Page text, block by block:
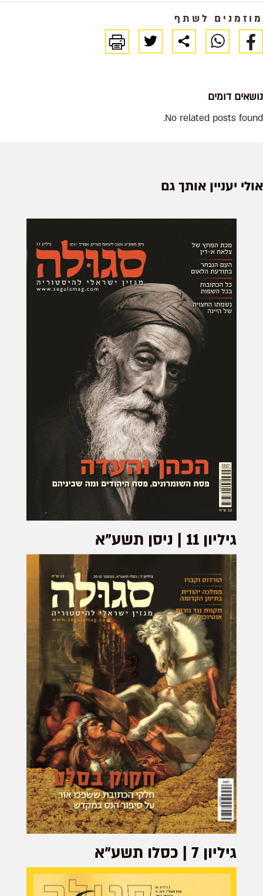
מוזמנים לשתף
נושאים דומים
No related posts found.
אולי יעניין אותך גם
גיליון 11 | ניסן תשע"א
גיליון 7 | כסלו תשע"א